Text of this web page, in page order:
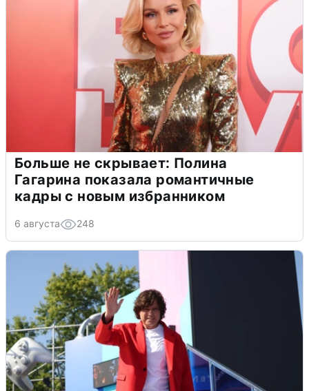
Больше не скрывает: Полина
Гагарина показала романтичные
кадры с новым избранником
6 августа 248